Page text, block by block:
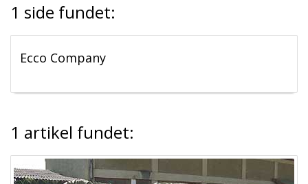
1 side fundet:
Ecco Company
1 artikel fundet: